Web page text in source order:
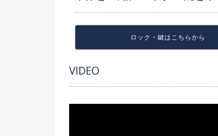
ロック・鍵は こちらから
VIDEO